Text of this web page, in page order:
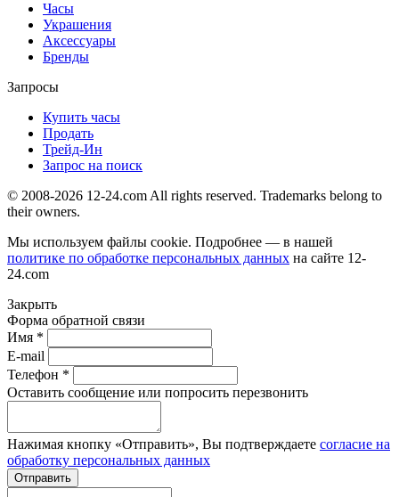
Часы
Украшения
Аксессуары
Бренды
Запросы
Купить часы
Продать
Трейд-Ин
Запрос на поиск
© 2008-2026 12-24.com All rights reserved. Trademarks belong to
their owners.
Мы используем файлы cookie. Подробнее — в нашей
политике по обработке персональных данных на сайте 12-
24.com
Закрыть
Форма обратной связи
Имя *
E-mail
Телефон *
Оставить сообщение или попросить перезвонить
Нажимая кнопку «Отправить», Вы подтверждаете согласие на
обработку персональных данных
Отправить